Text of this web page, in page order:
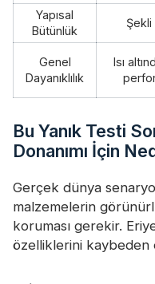
Yapısal
Bütünlük
Genel
Dayanıklılık
Isı
Bu Yanık Testi
Donanımı İçin
Gerçek dünya
malzemelerin
koruması gerekir.
özelliklerini kaybeden